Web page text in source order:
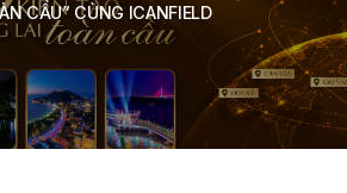
CẦU” CÙNG ICANFIELD